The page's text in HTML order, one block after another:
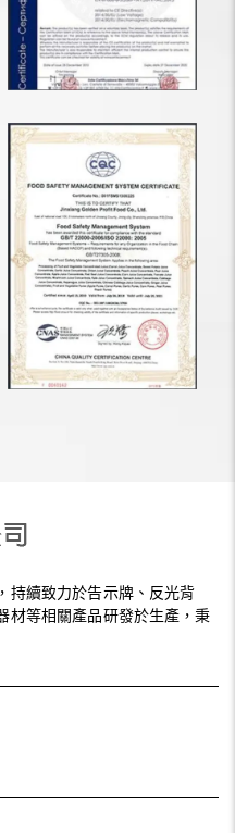
持續致力於告示牌、反光背
材等相關產品研發於生產，秉